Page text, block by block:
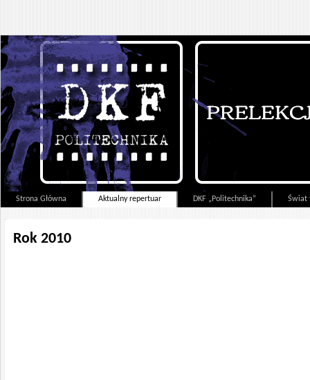
Strona Główna Aktualny repertuar DKF „Politechnika” Świat
Rok 2010